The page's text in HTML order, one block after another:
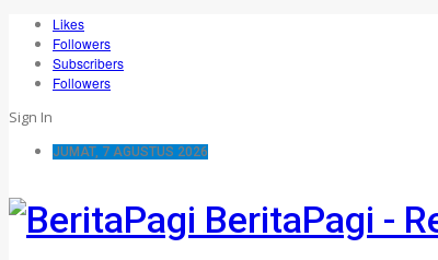
Likes
Followers
Subscribers
Followers
Sign In
JUMAT, 7 AGUSTUS 2026
BeritaPagi -